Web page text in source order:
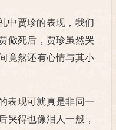
中贾珍的表现，我们
儆死后，贾珍虽然哭
竟然还有心情与其小
表现可就真是非同一
哭得也像泪人一般，